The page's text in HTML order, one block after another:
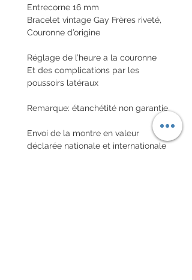
Entrecorne 16 mm
Bracelet vintage Gay Frères riveté,
Couronne d’origine
Réglage de l’heure a la couronne
Et des complications par les
poussoirs latéraux
Remarque: étanchétité non garantie
Envoi de la montre en valeur
déclarée nationale et internationale